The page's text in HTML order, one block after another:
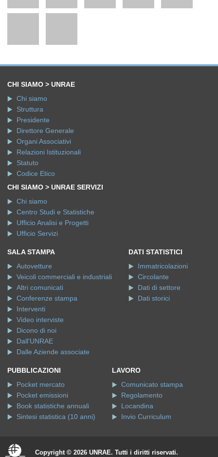
CHI SIAMO > UNRAE
Chi siamo
Struttura
Presidente
Direttore Generale
Organi Associativi
Relazioni Istituzionali
Statuto
Codice Etico
CHI SIAMO > UNRAE SERVIZI
Chi siamo
Centro Studi e Statistiche
Ufficio Analisi e Progetti
Ufficio Servizi
SALA STAMPA
Autovetture
Veicoli commerciali e industriali
Altri comunicati
Conferenze stampa
Interventi
Video interviste
Dicono di noi
Dall'UNRAE
Dalle Aziende associate
DATI STATISTICI
Immatricolazioni
Circolante
Dati di settore
Dati storici
PUBBLICAZIONI
Pocket mercato
Pocket emissioni
Book statistiche annuali
Sintesi statistica (10 anni)
LAVORO
Comunicato stampa
Regolamento
Locandina
Invio Curriculum
Copyright © 2026 UNRAE. Tutti i diritti riservati.